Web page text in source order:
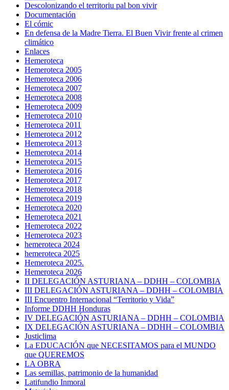
Descolonizando el territoriu pal bon vivir
Documentación
El cómic
En defensa de la Madre Tierra. El Buen Vivir frente al crimen
climático
Enlaces
Hemeroteca
Hemeroteca 2005
Hemeroteca 2006
Hemeroteca 2007
Hemeroteca 2008
Hemeroteca 2009
Hemeroteca 2010
Hemeroteca 2011
Hemeroteca 2012
Hemeroteca 2013
Hemeroteca 2014
Hemeroteca 2015
Hemeroteca 2016
Hemeroteca 2017
Hemeroteca 2018
Hemeroteca 2019
Hemeroteca 2020
Hemeroteca 2021
Hemeroteca 2022
Hemeroteca 2023
hemeroteca 2024
hemeroteca 2025
Hemeroteca 2025.
Hemeroteca 2026
II DELEGACIÓN ASTURIANA – DDHH – COLOMBIA
III DELEGACIÓN ASTURIANA – DDHH – COLOMBIA
III Encuentro Internacional “Territorio y Vida”
Informe DDHH Honduras
IV DELEGACIÓN ASTURIANA – DDHH – COLOMBIA
IX DELEGACIÓN ASTURIANA – DDHH – COLOMBIA
Justiclima
La EDUCACIÓN que NECESITAMOS para el MUNDO
que QUEREMOS
LA OBRA
Las semillas, patrimonio de la humanidad
Latifundio Inmoral